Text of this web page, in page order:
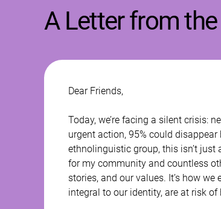
A Letter from
Dear Friends,
Today, we’re facing a silent crisis:
urgent action, 95% could
ethnolinguistic group, this isn’t just
for my community and countless
stories, and our values. It’s how
integral to our identity, are at risk of